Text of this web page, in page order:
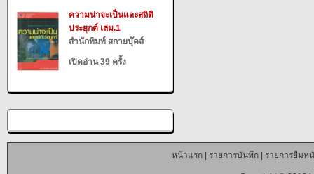
ความน่าจะเป็นและสถิติ
ประยุกต์ เล่ม.1
สำนักพิมพ์ สกายบุ๊คส์
เปิดอ่าน 39 ครั้ง
หน้าแรก| รายการบันทึก| รายการยืมห